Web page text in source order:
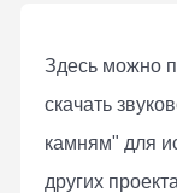
Здесь можно
скачать
камням" для
других